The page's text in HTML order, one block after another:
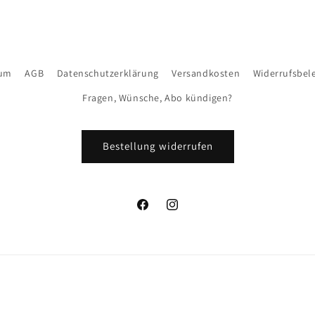
AGB Datenschutzerklärung Versandkosten
Fragen, Wünsche, Abo kündigen?
Bestellung widerrufen
FacebookInstagram